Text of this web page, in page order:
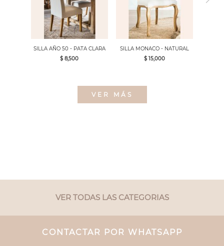
SILLA AÑO 50 - PATA CLARA
$ 8,500
SILLA MONACO - NATURAL
$ 15,000
VER MÁS
VER TODAS LAS CATEGORIAS
CONTACTAR POR WHATSAPP